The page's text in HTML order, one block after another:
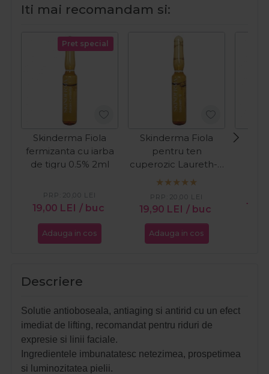
Iti mai recomandam si:
Pret special
Skinderma Fiola
fermizanta cu iarba
de tigru 0.5% 2ml
19,00 LEI / buc
PRP: 20,00 LEI
Adauga in cos
Skinderma Fiola
pentru ten
cuperozic Laureth-9
2ml
19,90 LEI / buc
PRP: 20,00 LEI
Adauga in cos
Descriere
Solutie antioboseala, antiaging si antirid cu un efect
imediat de lifting, recomandat pentru riduri de
expresie si linii faciale.
Ingredientele imbunatatesc netezimea, prospetimea
si luminozitatea pielii.